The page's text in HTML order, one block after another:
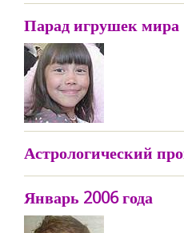
Парад игрушек мира
Астрологический
Январь 2006 года